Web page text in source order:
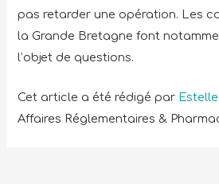
pas retarder une opération. Les
la Grande Bretagne font
l’objet de questions.
Cet article a été rédigé par
Affaires Réglementaires &